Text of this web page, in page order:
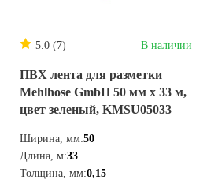
5.0 (7) В наличии
ПВХ лента для разметки
Mehlhose GmbH 50 мм х 33 м,
цвет зеленый, KMSU05033
Ширина, мм:50
Длина, м:33
Толщина, мм:0,15